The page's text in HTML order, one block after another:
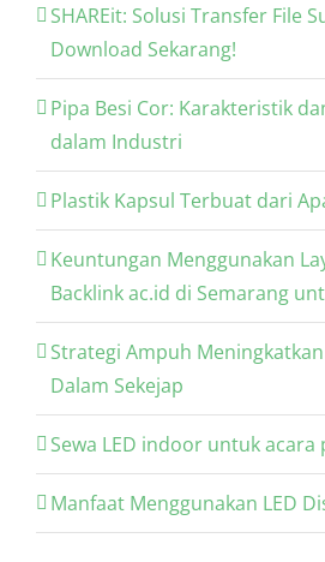
SHAREit: Solusi Transfer File
Download Sekarang!
Pipa Besi Cor: Karakteristik
dalam Industri
Plastik Kapsul Terbuat dari
Keuntungan Menggunakan
Backlink ac.id di Semarang
Strategi Ampuh
Dalam Sekejap
Sewa LED indoor untuk acara
Manfaat Menggunakan LED